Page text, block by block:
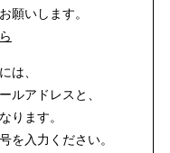
願いします。
は、
ルアドレスと、
ります。
を入力ください。